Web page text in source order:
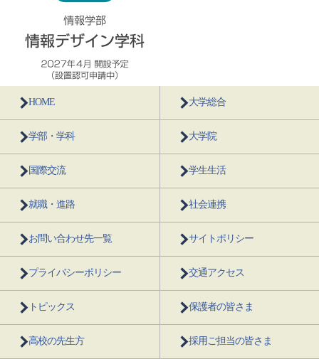
HOME 大学総合
学部・学科 大学院
国際交流 学生生活
就職・進路 社会連携
お問い合わせ先一覧 サイトポリシー
プライバシーポリシー 交通アクセス
トピックス 保護者の皆さま
高校の先生方 採用ご担当の皆さま